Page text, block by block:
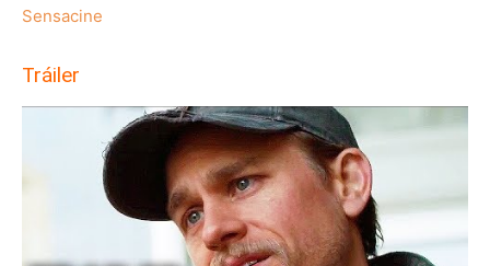
Sensacine
Tráiler